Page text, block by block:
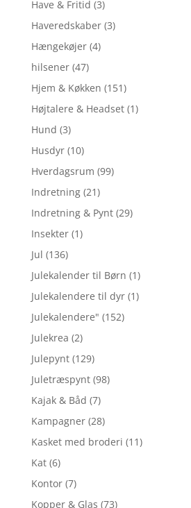
Have & Fritid (3)
Haveredskaber (3)
Hængekøjer (4)
hilsener (47)
Hjem & Køkken (151)
Højtalere & Headset (1)
Hund (3)
Husdyr (10)
Hverdagsrum (99)
Indretning (21)
Indretning & Pynt (29)
Insekter (1)
Jul (136)
Julekalender til Børn (1)
Julekalendere til dyr (1)
Julekalendere" (152)
Julekrea (2)
Julepynt (129)
Juletræspynt (98)
Kajak & Båd (7)
Kampagner (28)
Kasket med broderi (11)
Kat (6)
Kontor (7)
Kopper & Glas (73)